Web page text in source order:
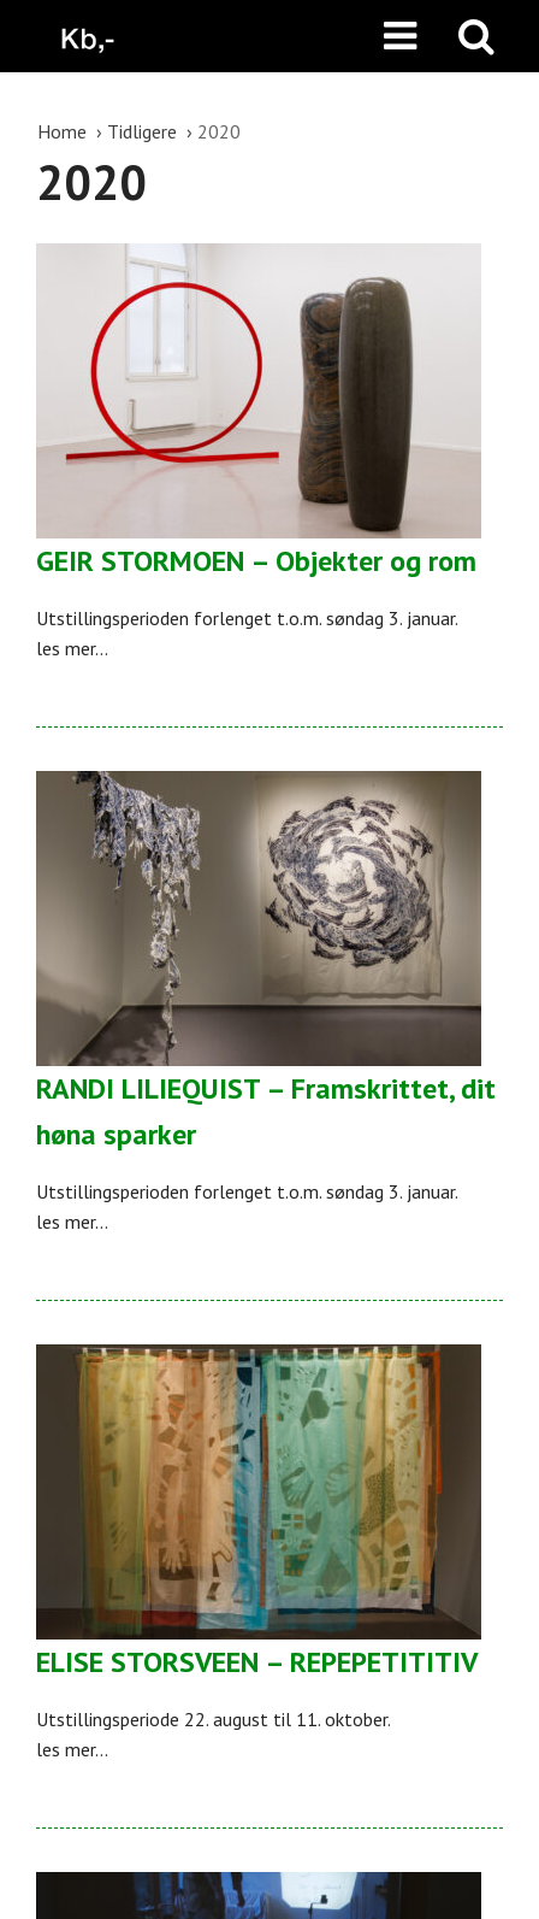
Home Tidligere 2020
2020
GEIR STORMOEN – Objekter og rom
Utstillingsperioden forlenget t.o.m. søndag 3. januar.
les mer...
RANDI LILIEQUIST – Framskrittet, dit
høna sparker
Utstillingsperioden forlenget t.o.m. søndag 3. januar.
les mer...
ELISE STORSVEEN – REPEPETITITIV
Utstillingsperiode 22. august til 11. oktober.
les mer...